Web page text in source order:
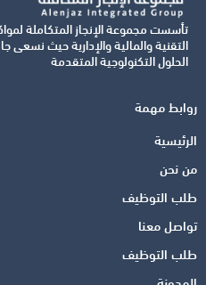
تأسست مجموعة الإنجاز المتكاملة
التقنية والمالية والإدارية حيث
الحلول التكنولوجية المتقدمة
روابط مهمة
الرئيسية
من نحن
طلب التوظيف
تواصل معنا
طلب التوظيف